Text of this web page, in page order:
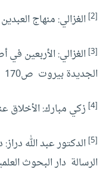
[2] الغزالي: منهاج العبدين
[3]
الغزالي: الأربعين
الجديدة بيروت ص170
[4] زكي مبارك: الأخلاق
[5]
الدكتور عبد الله
الرسالة دار البحوث العلمية ط3 ، 1400-